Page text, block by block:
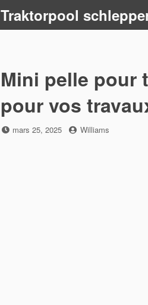
Traktorpool
Mini pelle pour
pour vos
Posted
mars 25, 2025 by
Williams